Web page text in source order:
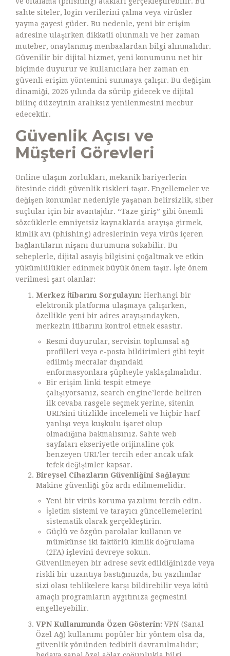
sahte siteler, login verilerini çalma veya virüsler
yayma gayesi güder. Bu nedenle, yeni bir erişim
adresine ulaşırken dikkatli olunmalı ve her zaman
muteber, onaylanmış menbaalardan bilgi alınmalıdır.
Güvenilir bir dijital hizmet, yeni konumunu net bir
biçimde duyurur ve kullanıcılara her zaman en
güvenli erişim yöntemini sunmaya çalışır. Bu değişim
dinamiği, 2026 yılında da sürüp gidecek ve dijital
bilinç düzeyinin aralıksız yenilenmesini mecbur
edecektir.
Güvenlik Açısı ve
Müşteri Görevleri
Online ulaşım zorlukları, mekanik bariyerlerin
ötesinde ciddi güvenlik riskleri taşır. Engellemeler ve
değişen konumlar nedeniyle yaşanan belirsizlik, siber
suçlular için bir avantajdır. “Taze giriş” gibi önemli
sözcüklerle emniyetsiz kaynaklarda arayışa girmek,
kimlik avı (phishing) adreslerinin veya virüs içeren
bağlantıların nişanı durumuna sokabilir. Bu
sebeplerle, dijital asayiş bilgisini çoğaltmak ve etkin
yükümlülükler edinmek büyük önem taşır. İşte önem
verilmesi şart olanlar:
Merkez İtibarını Sorgulayın: Herhangi bir
elektronik platforma ulaşmaya çalışırken,
özellikle yeni bir adres arayışındayken,
merkezin itibarını kontrol etmek esastır.
Resmi duyurular, servisin toplumsal ağ
profilleri veya e-posta bildirimleri gibi teyit
edilmiş mecralar dışındaki
enformasyonlara şüpheyle yaklaşılmalıdır.
Bir erişim linki tespit etmeye
çalışıyorsanız, search engine’lerde beliren
ilk cevaba rasgele seçmek yerine, sitenin
URL’sini titizlikle incelemeli ve hiçbir harf
yanlışı veya kuşkulu işaret olup
olmadığına bakmalısınız. Sahte web
sayfaları ekseriyetle orijinaline çok
benzeyen URL’ler tercih eder ancak ufak
tefek değişimler kapsar.
Bireysel Cihazların Güvenliğini Sağlayın:
Makine güvenliği göz ardı edilmemelidir.
Yeni bir virüs koruma yazılımı tercih edin.
İşletim sistemi ve tarayıcı güncellemelerini
sistematik olarak gerçekleştirin.
Güçlü ve özgün parolalar kullanın ve
mümkünse iki faktörlü kimlik doğrulama
(2FA) işlevini devreye sokun.
Güvenilmeyen bir adrese sevk edildiğinizde veya
riskli bir uzantıya bastığınızda, bu yazılımlar
sizi olası tehlikelere karşı bildirebilir veya kötü
amaçlı programların aygıtınıza geçmesini
engelleyebilir.
VPN Kullanımında Özen Gösterin: VPN (Sanal
Özel Ağ) kullanımı popüler bir yöntem olsa da,
güvenlik yönünden tedbirli davranılmalıdır;